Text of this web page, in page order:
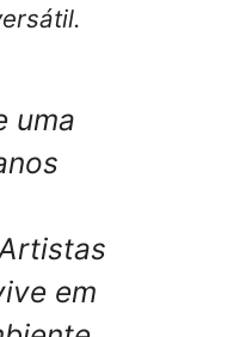
uma
em